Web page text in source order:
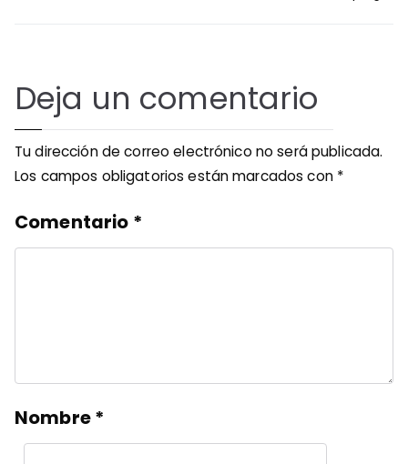
Deja un comentario
Tu dirección de correo electrónico no será publicada.
Los campos obligatorios están marcados con *
Comentario *
Nombre*